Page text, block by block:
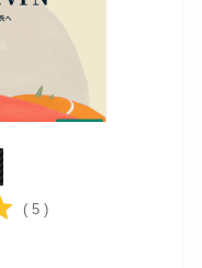
( 5 )